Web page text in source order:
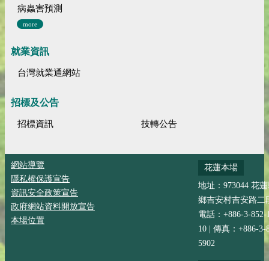
病蟲害預測
more
就業資訊
台灣就業通網站
招標及公告
招標資訊 技轉公告
網站導覽
隱私權保護宣告
資訊安全政策宣告
政府網站資料開放宣告
本場位置
花蓮本場
地址：973044 花
鄉吉安村吉安路二
電話：+886-3-852-
10 | 傳真：+886-3-
5902